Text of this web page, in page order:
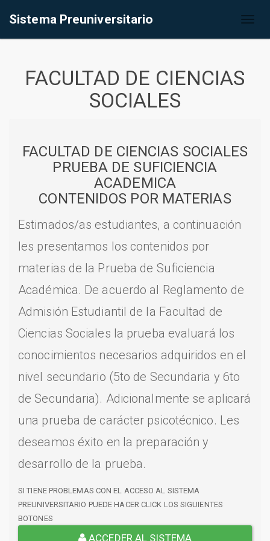
Sistema Preuniversitario
FACULTAD DE CIENCIAS
SOCIALES
FACULTAD DE CIENCIAS SOCIALES
PRUEBA DE SUFICIENCIA
ACADEMICA
CONTENIDOS POR MATERIAS
Estimados/as estudiantes, a continuación
les presentamos los contenidos por
materias de la Prueba de Suficiencia
Académica. De acuerdo al Reglamento de
Admisión Estudiantil de la Facultad de
Ciencias Sociales la prueba evaluará los
conocimientos necesarios adquiridos en el
nivel secundario (5to de Secundaria y 6to
de Secundaria). Adicionalmente se aplicará
una prueba de carácter psicotécnico. Les
deseamos éxito en la preparación y
desarrollo de la prueba.
SI TIENE PROBLEMAS CON EL ACCESO AL SISTEMA
PREUNIVERSITARIO PUEDE HACER CLICK LOS SIGUIENTES
BOTONES
ACCEDER AL SISTEMA